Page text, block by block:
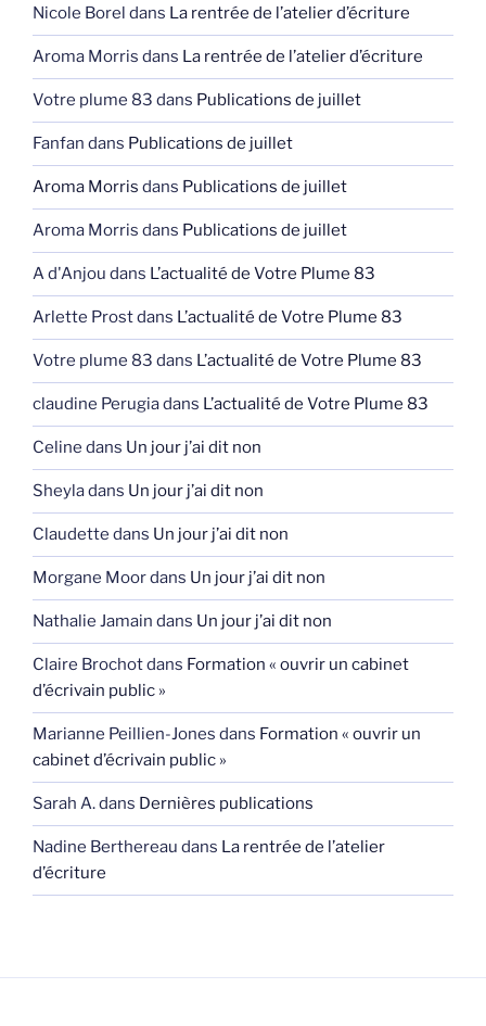
Nicole Borel dans La rentrée de l’atelier d’écriture
Aroma Morris dans La rentrée de l’atelier d’écriture
Votre plume 83 dans Publications de juillet
Fanfan dans Publications de juillet
Aroma Morris dans Publications de juillet
Aroma Morris dans Publications de juillet
A d'Anjou dans L’actualité de Votre Plume 83
Arlette Prostdans L’actualité de Votre Plume 83
Votre plume 83 dans L’actualité de Votre Plume 83
claudine Perugiadans L’actualité de Votre Plume 83
Celine dans Un jour j’ai dit non
Sheyladans Un jour j’ai dit non
Claudette dans Un jour j’ai dit non
Morgane Moordans Un jour j’ai dit non
Nathalie Jamain dans Un jour j’ai dit non
Claire Brochotdans Formation « ouvrir un cabinet
d’écrivain public »
Marianne Peillien-Jones dans Formation « ouvrir un
cabinet d’écrivain public »
Sarah A.dans Dernières publications
Nadine Berthereau dans La rentrée de l’atelier
d’écriture